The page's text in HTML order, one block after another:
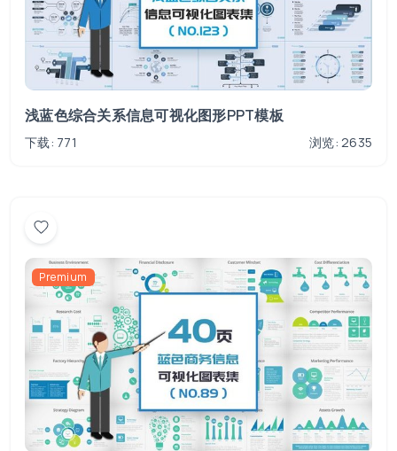
浅蓝色综合关系信息可视化图形PPT模板
下载: 771 浏览: 2635
Premium